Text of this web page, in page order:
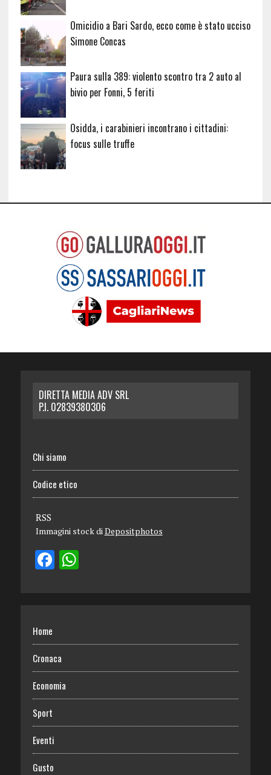
Omicidio a Bari Sardo, ecco come è stato ucciso
Simone Concas
Paura sulla 389: violento scontro tra 2 auto al
bivio per Fonni, 5 feriti
Osidda, i carabinieri incontrano i cittadini:
focus sulle truffe
DIRETTA MEDIA ADV SRL
P.I. 02839380306
Chi siamo
Codice etico
RSS
Immagini stock diDepositphotos
Home
Cronaca
Economia
Sport
Eventi
Gusto